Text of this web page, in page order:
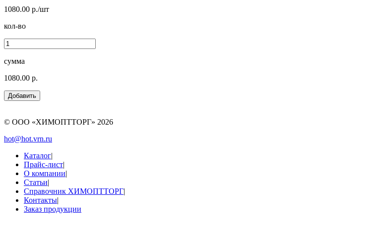
1080.00 р./шт
кол-во
сумма
1080.00 р.
© ООО «ХИМОПТТОРГ» 2026
hot@hot.vrn.ru
Каталог|
Прайс-лист|
О компании|
Статьи|
Справочник ХИМОПТТОРГ|
Контакты|
Заказ продукции